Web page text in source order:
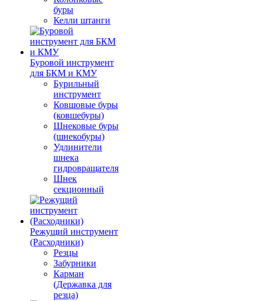
буры
Келли штанги
Буровой инструмент
для БКМ и КМУ
Бурильный
инструмент
Ковшовые буры
(ковшебуры)
Шнековые буры
(шнекобуры)
Удлинители
шнека
гидровращателя
Шнек
секционный
Режущий инструмент
(Расходники)
Резцы
Забурники
Карман
(Державка для
резца)